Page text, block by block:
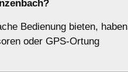
Bedienung bieten, haben
oder GPS-Ortung